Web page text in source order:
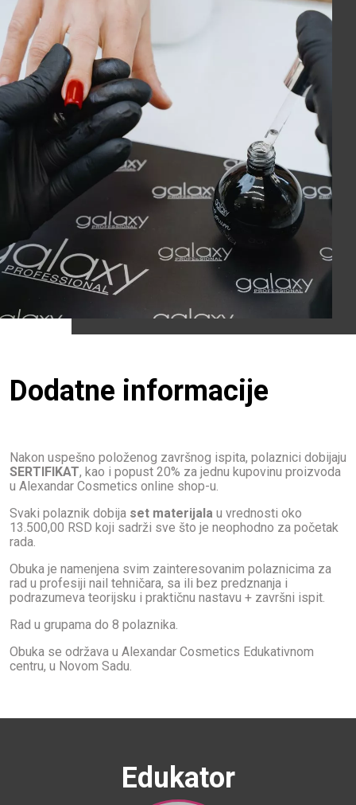
Dodatne informacije
Nakon uspešno položenog završnog ispita, polaznici dobijaju
SERTIFIKAT, kao i popust 20% za jednu kupovinu proizvoda
u Alexandar Cosmetics online shop-u.
Svaki polaznik dobija set materijala u vrednosti oko
13.500,00 RSD koji sadrži sve što je neophodno za početak
rada.
Obuka je namenjena svim zainteresovanim polaznicima za
rad u profesiji nail tehničara, sa ili bez predznanja i
podrazumeva teorijsku i praktičnu nastavu + završni ispit.
Rad u grupama do 8 polaznika.
Obuka se održava u Alexandar Cosmetics Edukativnom
centru, u Novom Sadu.
Edukator